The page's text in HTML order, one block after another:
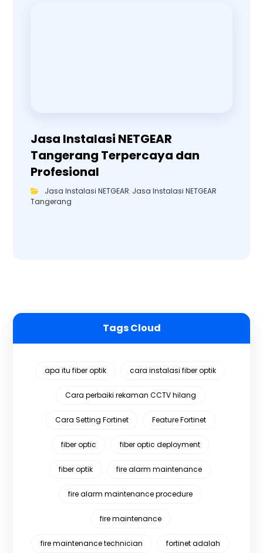
Jasa Instalasi NETGEAR
Tangerang Terpercaya dan
Profesional
Jasa Instalasi NETGEAR, Jasa Instalasi NETGEAR
Tangerang
Tags Cloud
apa itu fiber optik cara instalasi fiber optik
Cara perbaiki rekaman CCTV hilang
Cara Setting Fortinet Feature Fortinet
fiber optic fiber optic deployment
fiber optik fire alarm maintenance
fire alarm maintenance procedure
fire maintenance
fire maintenance technician fortinet adalah